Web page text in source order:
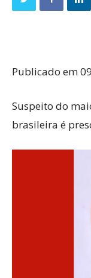
Publicado em
Suspeito do
brasileira é